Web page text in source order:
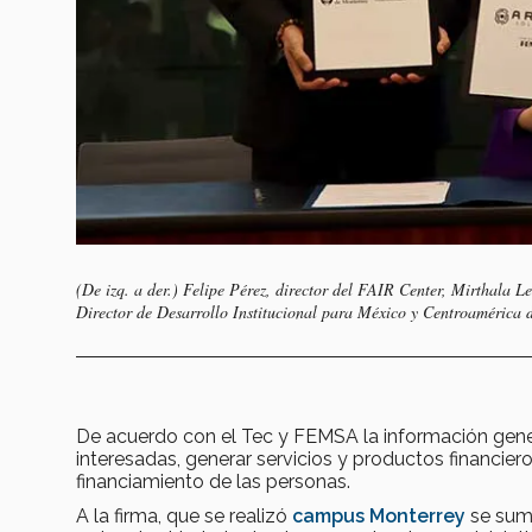
(De izq. a der.) Felipe Pérez, director del FAIR Center, Mirthala
Director de Desarrollo Institucional para México y Centroamérica
De acuerdo con el Tec y FEMSA la información
interesadas, generar servicios y productos
financiamiento de las personas.
A la firma, que se realizó campus Monterrey se